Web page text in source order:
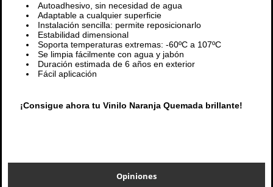
Autoadhesivo, sin necesidad de agua
Adaptable a cualquier superficie
Instalación sencilla: permite reposicionarlo
Estabilidad dimensional
Soporta temperaturas extremas: -60ºC a 107ºC
Se limpia fácilmente con agua y jabón
Duración estimada de 6 años en exterior
Fácil aplicación
¡Consigue ahora tu Vinilo Naranja Quemada brillante!
Opiniones